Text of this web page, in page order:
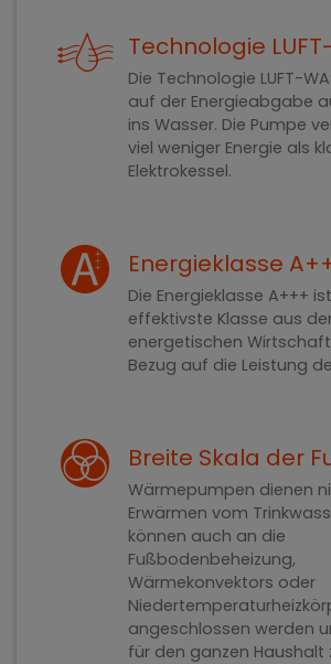
Technologie
Die Technologie LUFT-
auf der Energieabgabe
ins Wasser. Die Pumpe
viel weniger Energie als
Elektrokessel.
Energieklasse
Die Energieklasse A+++
effektivste Klasse aus
energetischen
Bezug auf die Leistung
Breite Skala der
Wärmepumpen dienen
Erwärmen vom
können auch an die
Fußbodenbeheizung,
Wärmekonvektors oder
angeschlossen werden
für den ganzen Haushalt